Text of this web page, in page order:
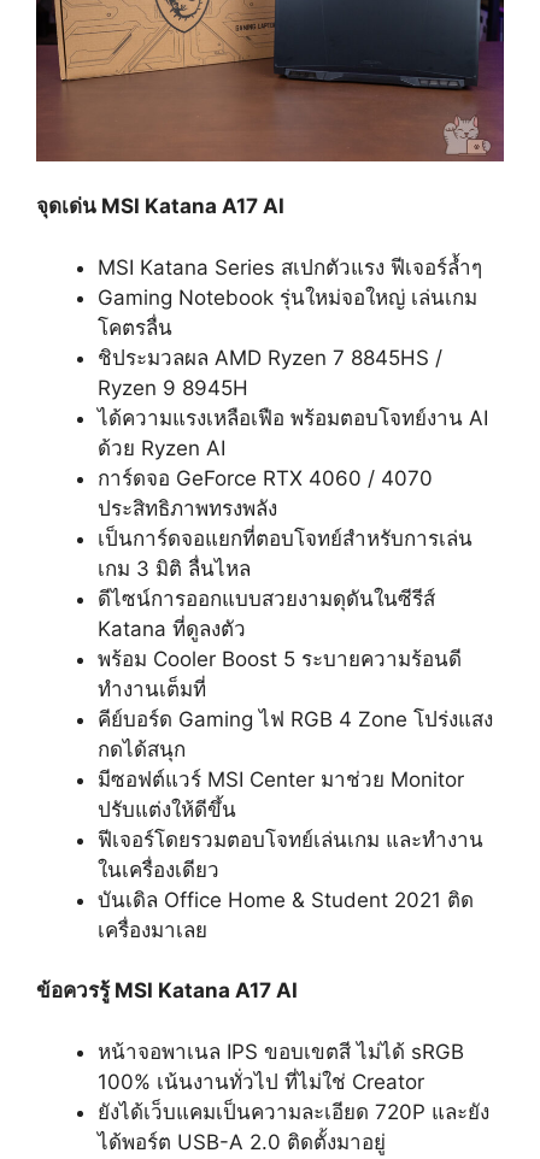
จุดเด่น MSI Katana A17 AI
MSI Katana Series สเปกตัวแรง ฟีเจอร์ล้ำๆ
Gaming Notebook รุ่นใหม่จอใหญ่ เล่นเกม
โคตรลื่น
ชิประมวลผล AMD Ryzen 7 8845HS /
Ryzen 9 8945H
ได้ความแรงเหลือเฟือ พร้อมตอบโจทย์งาน AI
ด้วย Ryzen AI
การ์ดจอ GeForce RTX 4060 / 4070
ประสิทธิภาพทรงพลัง
เป็นการ์ดจอแยกที่ตอบโจทย์สำหรับการเล่น
เกม 3 มิติ ลื่นไหล
ดีไซน์การออกแบบสวยงามดุดันในซีรีส์
Katana ที่ดูลงตัว
พร้อม Cooler Boost 5 ระบายความร้อนดี
ทำงานเต็มที่
คีย์บอร์ด Gaming ไฟ RGB 4 Zone โปร่งแสง
กดได้สนุก
มีซอฟต์แวร์ MSI Center มาช่วย Monitor
ปรับแต่งให้ดีขึ้น
ฟีเจอร์โดยรวมตอบโจทย์เล่นเกม และทำงาน
ในเครื่องเดียว
บันเดิล Office Home & Student 2021 ติด
เครื่องมาเลย
ข้อควรรู้ MSI Katana A17 AI
หน้าจอพาเนล IPS ขอบเขตสี ไม่ได้ sRGB
100% เน้นงานทั่วไป ที่ไม่ใช่ Creator
ยังได้เว็บแคมเป็นความละเอียด 720P และยัง
ได้พอร์ต USB-A 2.0 ติดตั้งมาอยู่